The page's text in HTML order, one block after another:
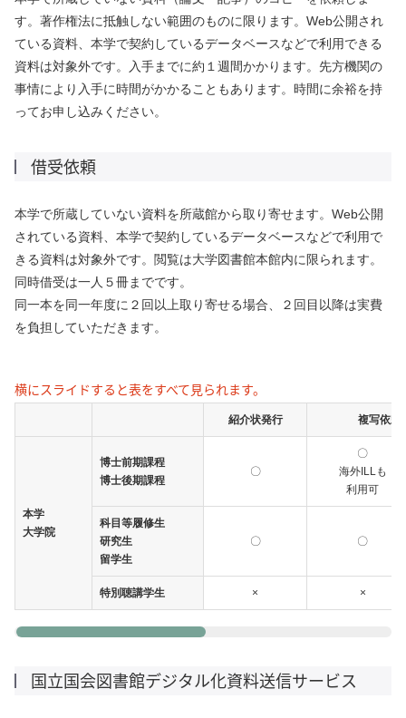
す。著作権法に抵触しない範囲のものに限ります。Web公開され
ている資料、本学で契約しているデータベースなどで利用できる
資料は対象外です。入手までに約１週間かかります。先方機関の
事情により入手に時間がかかることもあります。時間に余裕を持
ってお申し込みください。
借受依頼
本学で所蔵していない資料を所蔵館から取り寄せます。Web公開
されている資料、本学で契約しているデータベースなどで利用で
きる資料は対象外です。閲覧は大学図書館本館内に限られます。
同時借受は一人５冊までです。
同一本を同一年度に２回以上取り寄せる場合、２回目以降は実費
を負担していただきます。
横にスライドすると表をすべて見られます。
紹介状発行 複写依頼
本学
大学院
博士前期課程
博士後期課程
〇
〇
海外ILLも
利用可
科目等履修生
研究生
留学生
〇 〇
特別聴講学生 × ×
国立国会図書館デジタル化資料送信サービス